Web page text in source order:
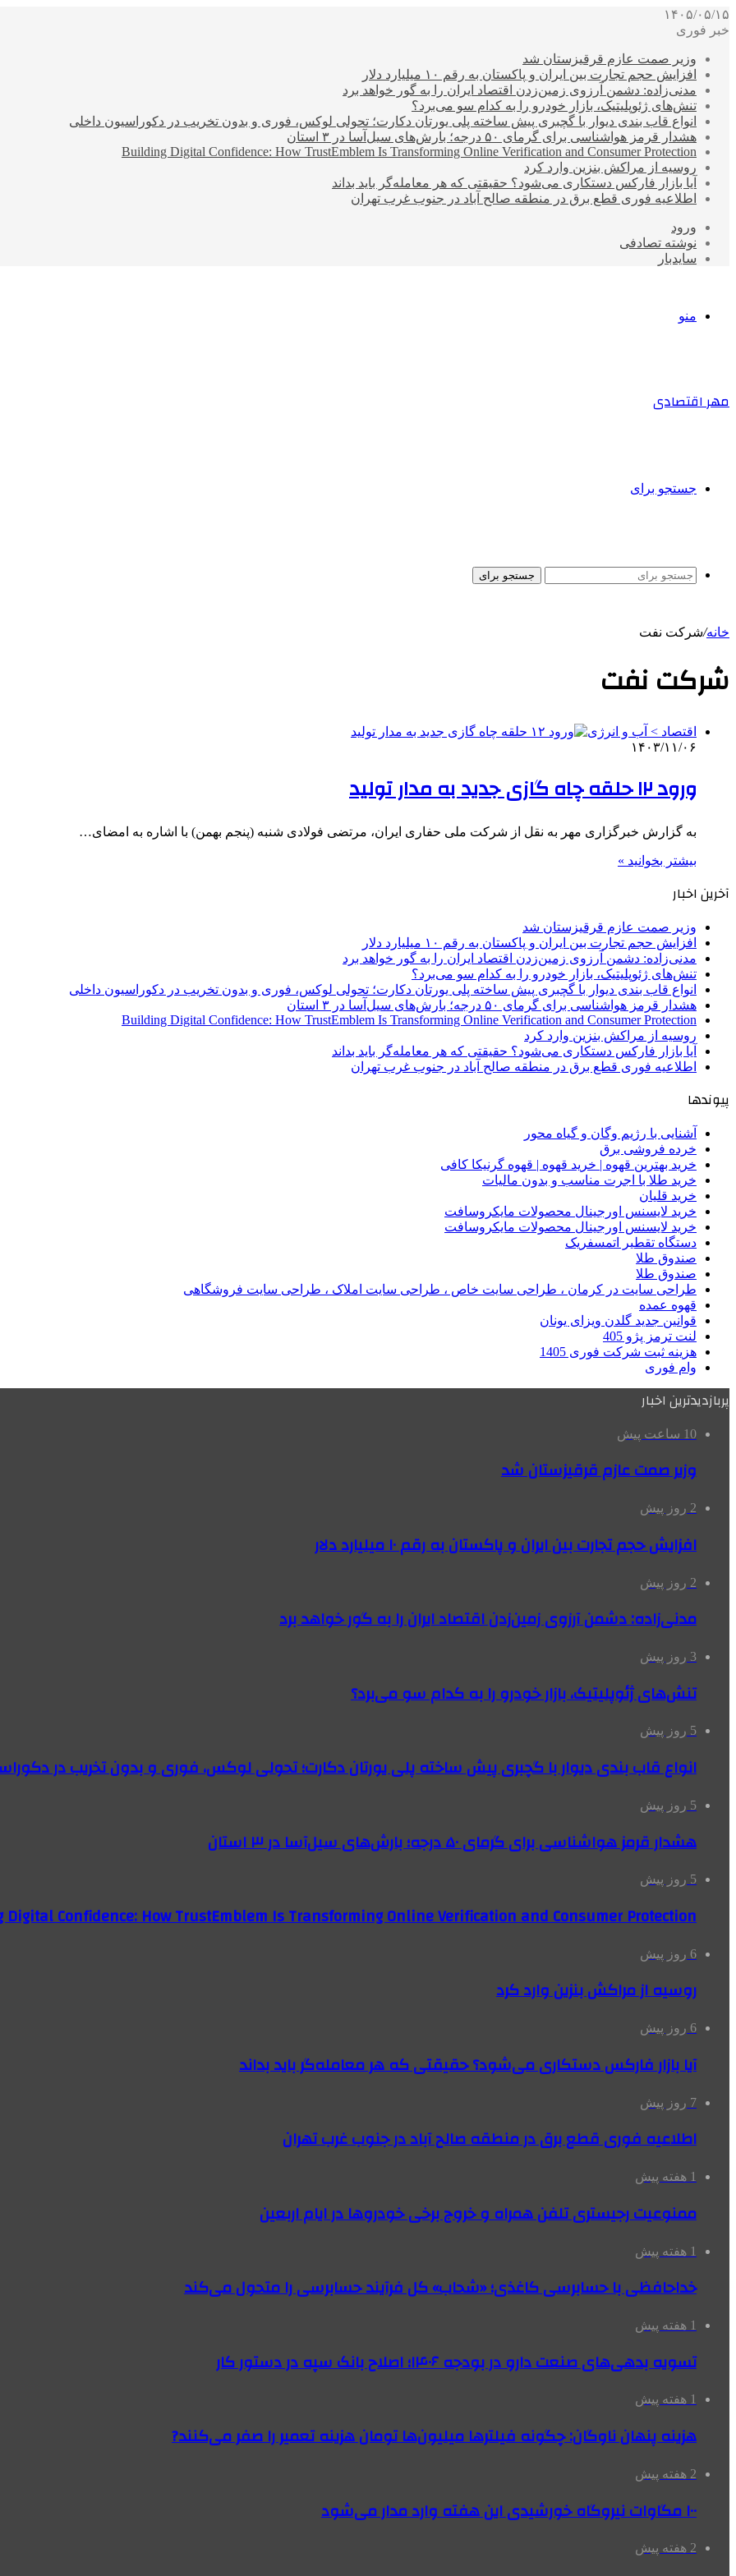
۱۴۰۵/۰۵/۱۵
خبر فوری
وزیر صمت عازم قرقیزستان شد
افزایش حجم تجارت بین ایران و پاکستان به رقم ۱۰ میلیارد دلار
مدنی‌زاده: دشمن آرزوی زمین‌زدن اقتصاد ایران را به گور خواهد برد
تنش‌های ژئوپلیتیک، بازار خودرو را به کدام سو می‌برد؟
انواع قاب بندی دیوار با گچبری پیش ساخته پلی یورتان دکارت؛ تحولی لوکس، فوری و بدون تخریب در دکوراسیون داخلی
هشدار قرمز هواشناسی برای گرمای ۵۰ درجه؛ بارش‌های سیل‌آسا در ۳ استان
Building Digital Confidence: How TrustEmblem Is Transforming Online Verification and Consumer Protection
روسیه از مراکش بنزین وارد کرد
آیا بازار فارکس دستکاری می‌شود؟ حقیقتی که هر معامله‌گر باید بداند
اطلاعیه فوری قطع برق در منطقه صالح آباد در جنوب غرب تهران
ورود
نوشته تصادفی
سایدبار
منو
مهر اقتصادی
جستجو برای
جستجو برای
خانه/شرکت نفت
شرکت نفت
اقتصاد > آب و انرژی
۱۴۰۳/۱۱/۰۶
ورود ۱۲ حلقه چاه گازی جدید به مدار تولید
به گزارش خبرگزاری مهر به نقل از شرکت ملی حفاری ایران، مرتضی فولادی شنبه (پنجم بهمن) با اشاره به امضای…
بیشتر بخوانید »
آخرین اخبار
وزیر صمت عازم قرقیزستان شد
افزایش حجم تجارت بین ایران و پاکستان به رقم ۱۰ میلیارد دلار
مدنی‌زاده: دشمن آرزوی زمین‌زدن اقتصاد ایران را به گور خواهد برد
تنش‌های ژئوپلیتیک، بازار خودرو را به کدام سو می‌برد؟
انواع قاب بندی دیوار با گچبری پیش ساخته پلی یورتان دکارت؛ تحولی لوکس، فوری و بدون تخریب در دکوراسیون داخلی
هشدار قرمز هواشناسی برای گرمای ۵۰ درجه؛ بارش‌های سیل‌آسا در ۳ استان
Building Digital Confidence: How TrustEmblem Is Transforming Online Verification and Consumer Protection
روسیه از مراکش بنزین وارد کرد
آیا بازار فارکس دستکاری می‌شود؟ حقیقتی که هر معامله‌گر باید بداند
اطلاعیه فوری قطع برق در منطقه صالح آباد در جنوب غرب تهران
پیوندها
آشنایی با رژیم وگان و گیاه محور
خرده فروشی برق
خرید بهترین قهوه | خرید قهوه | قهوه گرنیکا کافی
خرید طلا با اجرت مناسب و بدون مالیات
خرید قلیان
خرید لایسنس اورجینال محصولات مایکروسافت
خرید لایسنس اورجینال محصولات مایکروسافت
دستگاه تقطیر اتمسفریک
صندوق طلا
صندوق طلا
طراحی سایت در کرمان ، طراحی سایت خاص ، طراحی سایت املاک ، طراحی سایت فروشگاهی
قهوه عمده
قوانین جدید گلدن ویزای یونان
لنت ترمز پژو 405
هزینه ثبت شرکت فوری 1405
وام فوری
پربازدیدترین اخبار
10 ساعت پیش
وزیر صمت عازم قرقیزستان شد
2 روز پیش
افزایش حجم تجارت بین ایران و پاکستان به رقم ۱۰ میلیارد دلار
2 روز پیش
مدنی‌زاده: دشمن آرزوی زمین‌زدن اقتصاد ایران را به گور خواهد برد
3 روز پیش
تنش‌های ژئوپلیتیک، بازار خودرو را به کدام سو می‌برد؟
5 روز پیش
انواع قاب بندی دیوار با گچبری پیش ساخته پلی یورتان دکارت؛ تحولی لوکس، فوری و بدون تخریب در
5 روز پیش
هشدار قرمز هواشناسی برای گرمای ۵۰ درجه؛ بارش‌های سیل‌آسا در ۳ استان
5 روز پیش
Confidence: How TrustEmblem Is Transforming Online Verification and Consumer Protection
6 روز پیش
روسیه از مراکش بنزین وارد کرد
6 روز پیش
آیا بازار فارکس دستکاری می‌شود؟ حقیقتی که هر معامله‌گر باید بداند
7 روز پیش
اطلاعیه فوری قطع برق در منطقه صالح آباد در جنوب غرب تهران
1 هفته پیش
ممنوعیت رجیستری تلفن همراه و خروج برخی خودروها در ایام اربعین
1 هفته پیش
خداحافظی با حسابرسی کاغذی؛ «شحاب» کل فرآیند حسابرسی را متحول می‌کند
1 هفته پیش
تسویه بدهی‌های صنعت دارو در بودجه ۱۴۰۶؛ اصلاح بانک سپه در دستور کار
1 هفته پیش
هزینه پنهان ناوگان: چگونه فیلترها میلیون‌ها تومان هزینه تعمیر را صفر می‌کنند?
2 هفته پیش
۱۰۰ مگاوات نیروگاه‌ خورشیدی این هفته وارد مدار می‌شود
2 هفته پیش